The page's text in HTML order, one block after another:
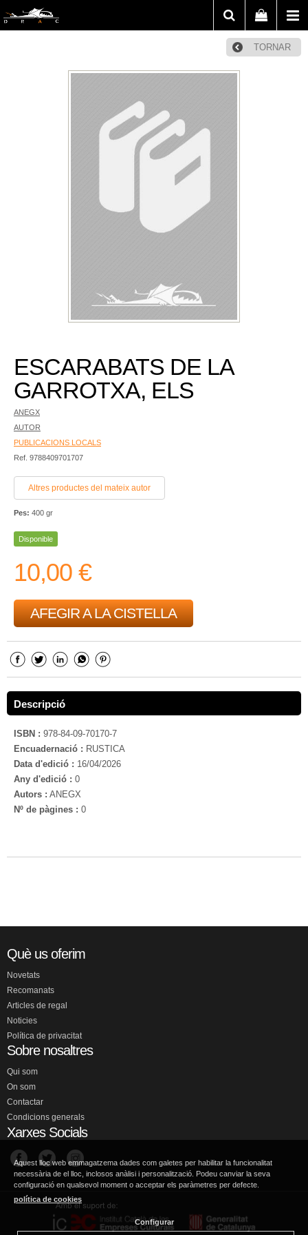
TORNAR
ESCARABATS DE LA
GARROTXA, ELS
ANEGX
AUTOR
PUBLICACIONS LOCALS
Ref. 9788409701707
Altres productes del mateix autor
Pes: 400 gr
Disponible
10,00 €
AFEGIR A LA CISTELLA
Descripció
ISBN : 978-84-09-70170-7
Encuadernació : RUSTICA
Data d'edició : 16/04/2026
Any d'edició : 0
Autors : ANEGX
Nº de pàgines : 0
Què us oferim
Novetats
Recomanats
Articles de regal
Noticies
Política de privacitat
Sobre nosaltres
Qui som
On som
Contactar
Condicions generals
Xarxes Socials
Aquest lloc web emmagatzema dades com galetes per habilitar la funcionalitat
necessària de el lloc, inclosos anàlisi i personalització. Podeu canviar la seva
configuració en qualsevol moment o acceptar els paràmetres per defecte.
política de cookies
Configurar